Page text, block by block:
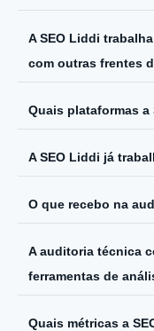
A SEO Liddi
com outras frentes
Quais plataformas a
A SEO Liddi já
O que recebo na
A auditoria técnica
ferramentas de
Quais métricas a